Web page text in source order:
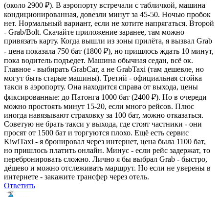
(около 2900 ₽). В аэропорту встречали с табличкой, машина
кондиционированная, довезли минут за 45-50. Ночью пробок
нет. Нормальный вариант, если не хотите напрягаться. Второй
- Grab/Bolt. Скачайте приложение заранее, там можно
привязать карту. Когда вышли из зоны прилёта, я вызвал Grab
- цена показала 750 бат (1800 ₽), но пришлось ждать 10 минут,
пока водитель подъедет. Машина обычная седан, всё ок.
Главное - выбирать GrabCar, а не GrabTaxi (там дешевле, но
могут быть старые машины). Третий - официальная стойка
такси в аэропорту. Она находится справа от выхода, цены
фиксированные: до Патонга 1000 бат (2400 ₽). Но в очереди
можно простоять минут 15-20, если много рейсов. Плюс
иногда навязывают страховку за 100 бат, можно отказаться.
Советую не брать такси у выхода, где стоят частники - они
просят от 1500 бат и торгуются плохо. Ещё есть сервис
KiwiTaxi - я бронировал через интернет, цена была 1100 бат,
но пришлось платить онлайн. Минус - если рейс задержат, то
перебронировать сложно. Лично я бы выбрал Grab - быстро,
дёшево и можно отслеживать маршрут. Но если не уверены в
интернете - закажите трансфер через отель.
Ответить